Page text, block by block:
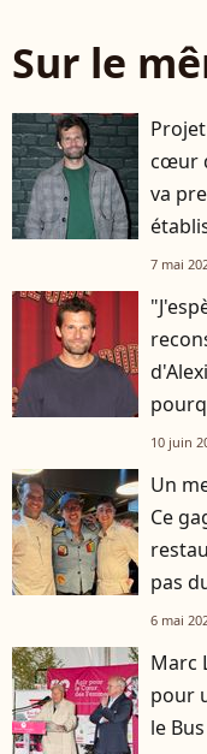
Sur le
cœur
va
7 mai
10 juin
Un
Ce
pas
6 mai
Marc
pour
le